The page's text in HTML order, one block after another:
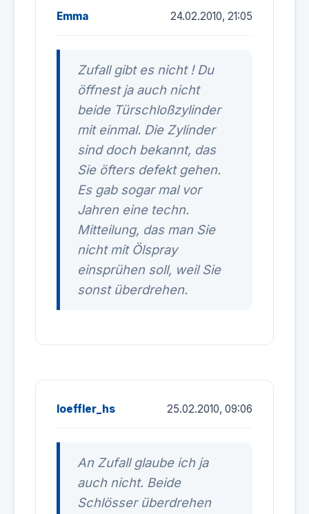
Emma 24.02.2010, 21:05
Zufall gibt es nicht ! Du
öffnest ja auch nicht
beide Türschloßzylinder
mit einmal. Die Zylinder
sind doch bekannt, das
Sie öfters defekt gehen.
Es gab sogar mal vor
Jahren eine techn.
Mitteilung, das man Sie
nicht mit Ölspray
einsprühen soll, weil Sie
sonst überdrehen.
loeffler_hs 25.02.2010, 09:06
An Zufall glaube ich ja
auch nicht. Beide
Schlösser überdrehen